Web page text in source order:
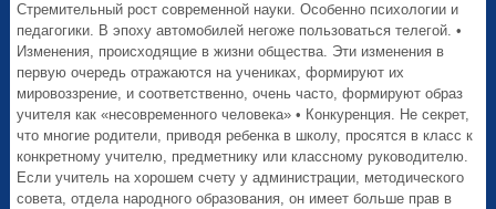
Стремительный рост современной науки. Особенно психологии и
педагогики. В эпоху автомобилей негоже пользоваться телегой. •
Изменения, происходящие в жизни общества. Эти изменения в
первую очередь отражаются на учениках, формируют их
мировоззрение, и соответственно, очень часто, формируют образ
учителя как «несовременного человека» • Конкуренция. Не секрет,
что многие родители, приводя ребенка в школу, просятся в класс к
конкретному учителю, предметнику или классному руководителю.
Если учитель на хорошем счету у администрации, методического
совета, отдела народного образования, он имеет больше прав в